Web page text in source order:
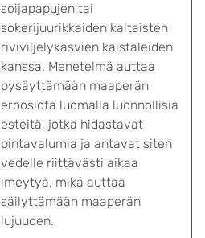
soijapapujen tai
sokerijuurikkaiden kaltaisten
riviviljelykasvien kaistaleiden
kanssa. Menetelmä auttaa
pysäyttämään maaperän
eroosiota luomalla luonnollisia
esteitä, jotka hidastavat
pintavalumia ja antavat siten
vedelle riittävästi aikaa
imeytyä, mikä auttaa
säilyttämään maaperän
lujuuden.